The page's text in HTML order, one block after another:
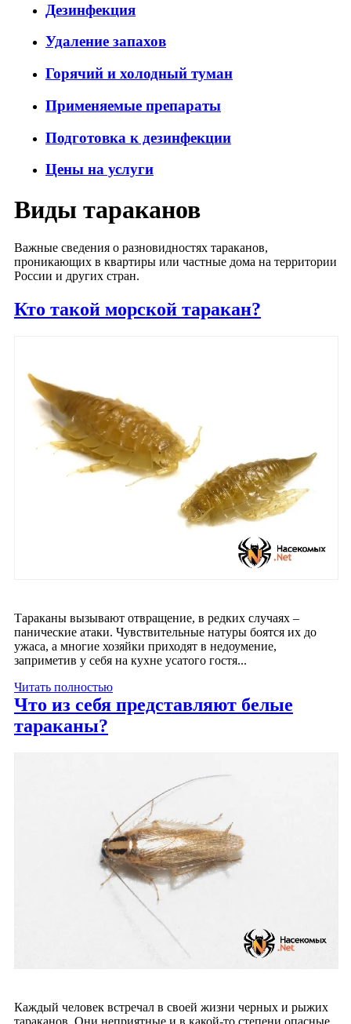
Дезинфекция
Удаление запахов
Горячий и холодный туман
Применяемые препараты
Подготовка к дезинфекции
Цены на услуги
Виды тараканов
Важные сведения о разновидностях тараканов,
проникающих в квартиры или частные дома на территории
России и других стран.
Кто такой морской таракан?
Тараканы вызывают отвращение, в редких случаях –
панические атаки. Чувствительные натуры боятся их до
ужаса, а многие хозяйки приходят в недоумение,
заприметив у себя на кухне усатого гостя...
Читать полностью
Что из себя представляют белые
тараканы?
Каждый человек встречал в своей жизни черных и рыжих